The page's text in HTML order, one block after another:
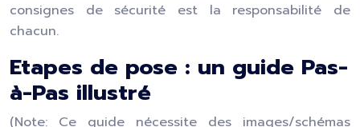
consignes de sécurité est la responsabilité de
chacun.
Etapes de pose : un guide Pas-
à-Pas illustré
(Note: Ce guide nécessite des images/schémas